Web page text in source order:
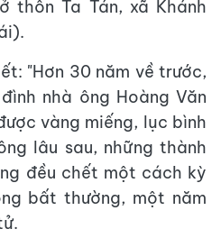
thôn Ta Tán, xã Khánh
"Hơn 30 năm về trước,
nhà ông Hoàng Văn
vàng miếng, lục bình
lâu sau, những thành
đều chết một cách kỳ
bất thường, một năm